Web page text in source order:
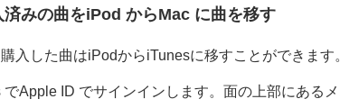
済みの曲をiPod からMac に曲を移す
入した曲はiPodからiTunesに移すことができます
でApple ID でサインインします。面の上部にある